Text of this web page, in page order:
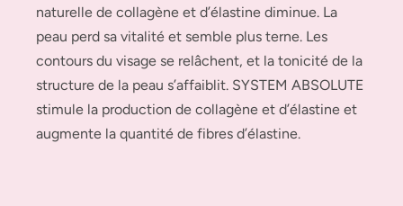
naturelle de collagène et d’élastine diminue. La
peau perd sa vitalité et semble plus terne. Les
contours du visage se relâchent, et la tonicité de la
structure de la peau s’affaiblit. SYSTEM ABSOLUTE
stimule la production de collagène et d’élastine et
augmente la quantité de fibres d’élastine.